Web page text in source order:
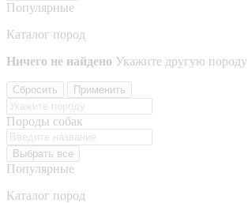
Популярные
Каталог пород
Ничего не найдено Укажите другую породу
Сбросить Применить
Породы собак
Выбрать все
Популярные
Каталог пород